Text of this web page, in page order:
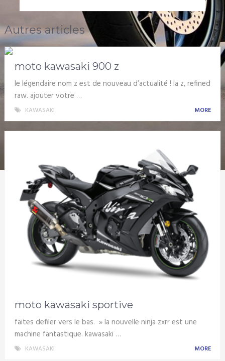
Autres articles
moto kawasaki 900 z
le légendaire nom z est de nouveau d’actualité ! la z, refined
raw. ajouter votre …
KAWASAKI MORE
moto kawasaki sportive
faites defiler vers le bas. » la nouvelle ninja zxrr est une
machine fantastique. kawasaki …
KAWASAKI MORE